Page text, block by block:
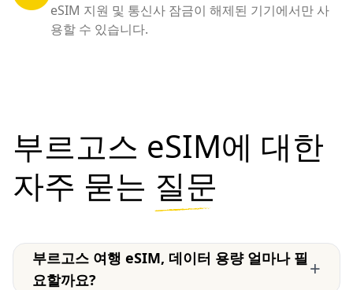
eSIM 지원 및 통신사 잠금이 해제된 기기에서만 사
용할 수 있습니다.
부르고스 eSIM에 대한
자주 묻는 질문
부르고스 여행 eSIM, 데이터 용량 얼마나 필
요할까요?
+